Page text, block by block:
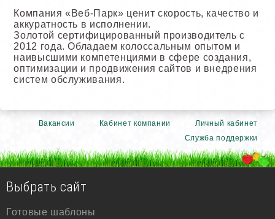
Компания «Веб-Парк» ценит скорость, качество и
аккуратность в исполнении.
Золотой сертифицированный производитель с
2012 года. Обладаем колоссальным опытом и
наивысшими компетенциями в сфере создания,
оптимизации и продвижения сайтов и внедрения
систем обслуживания.
Вакансии Кабинет компании
Личный кабинет
Служба поддержки
Выбрать сайт
Готовые шаблоны